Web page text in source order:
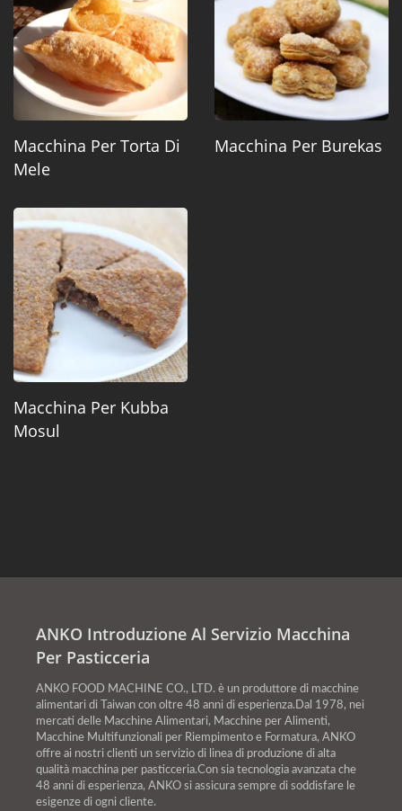
Macchina Per Torta Di
Mele
Macchina Per Burekas
Macchina Per Kubba
Mosul
ANKO Introduzione Al Servizio Macchina
Per Pasticceria
ANKO FOOD MACHINE CO., LTD. è un produttore di macchine
alimentari di Taiwan con oltre 48 anni di esperienza.Dal 1978, nei
mercati delle Macchine Alimentari, Macchine per Alimenti,
Macchine Multifunzionali per Riempimento e Formatura, ANKO
offre ai nostri clienti un servizio di linea di produzione di alta
qualità macchina per pasticceria.Con sia tecnologia avanzata che
48 anni di esperienza, ANKO si assicura sempre di soddisfare le
esigenze di ogni cliente.